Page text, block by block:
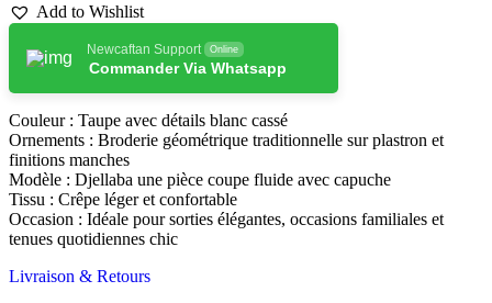
Add to Wishlist
Newcaftan Support Online
Commander Via Whatsapp
Couleur : Taupe avec détails blanc cassé
Ornements : Broderie géométrique traditionnelle sur plastron et
finitions manches
Modèle : Djellaba une pièce coupe fluide avec capuche
Tissu : Crêpe léger et confortable
Occasion : Idéale pour sorties élégantes, occasions familiales et
tenues quotidiennes chic
Livraison & Retours